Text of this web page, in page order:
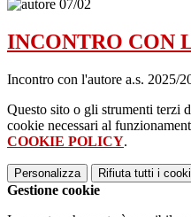
INCONTRO CON
Incontro con l'autore a.s. 2025/
Questo sito o gli strumenti terzi
cookie necessari al
COOKIE POLICY.
Personalizza Rifiuta tutti i
Gestione cookie